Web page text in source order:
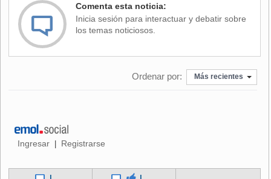
como "Dance with a stranger", "Desire", "Marching Seaton"
y "Witting attraction", entre otros.
Tras su paso por Argentina, donde mañana domingo tocará
continuará su gira en Brasil, donde tocará en San Pablo (21
Comenta esta noticia:
Inicia sesión para interactuar y debatir sobre
los temas noticiosos.
Ordenar por: Más recientes
Ingresar Registrarse